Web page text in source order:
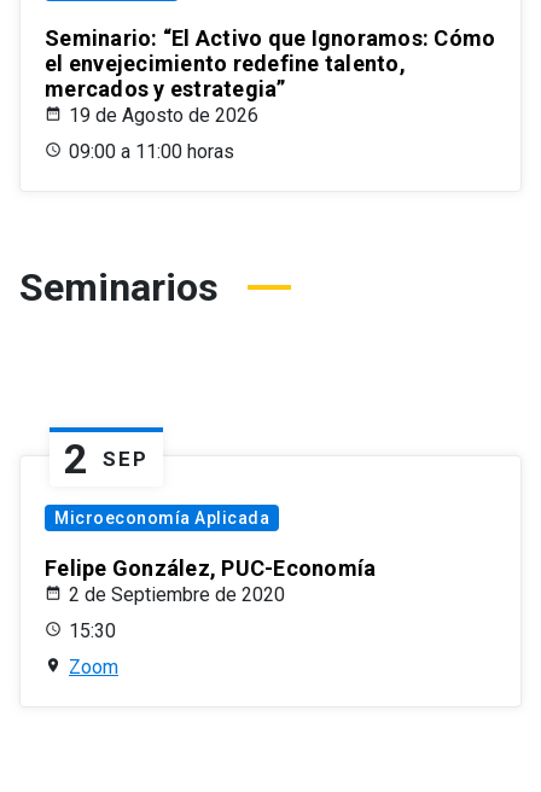
Seminario: “El Activo que Ignoramos: Cómo
el envejecimiento redefine talento,
mercados y estrategia”
19 de Agosto de 2026
09:00 a 11:00 horas
Seminarios
2 SEP
Microeconomía Aplicada
Felipe González, PUC-Economía
2 de Septiembre de 2020
15:30
Zoom